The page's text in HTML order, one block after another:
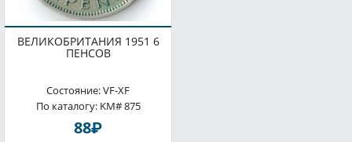
ВЕЛИКОБРИТАНИЯ 1951 6
ПЕНСОВ
Состояние: VF-XF
По каталогу: KM# 875
88P